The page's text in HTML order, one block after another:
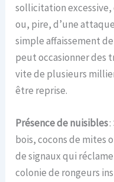
sollicitation excessive,
ou, pire, d’une
simple affaissement
peut occasionner des
vite de plusieurs
être reprise.
Présence de nuisibles:
bois, cocons de mites
de signaux qui
colonie de rongeurs